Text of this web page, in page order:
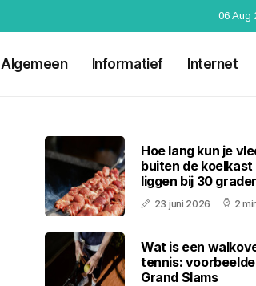
06 Aug
Algemeen Informatief Internet
Hoe lang kun je
buiten de koelkast
liggen bij 30
23 juni 2026 2
Wat is een
tennis:
Grand Slams